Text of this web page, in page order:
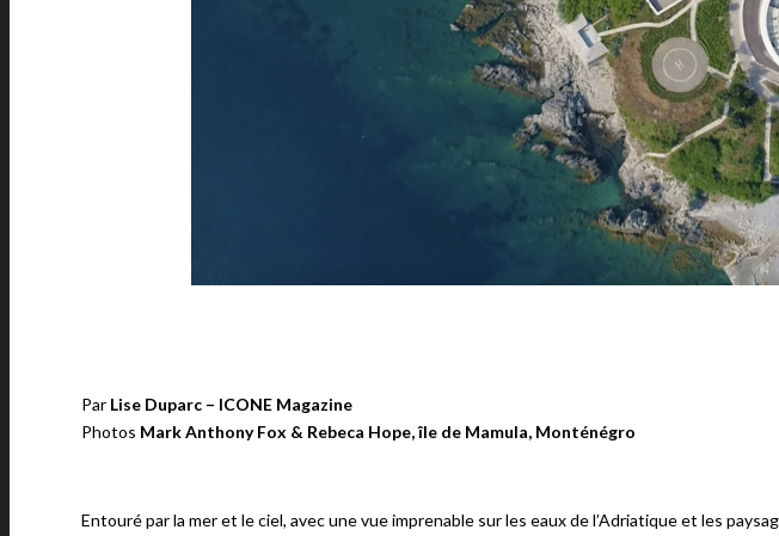
Par Lise Duparc – ICONE Magazine
Photos Mark Anthony Fox & Rebeca Hope, île de Mamula, Monténégro
Entouré par la mer et le ciel, avec une vue imprenable sur les eaux de l’Adriatique et les